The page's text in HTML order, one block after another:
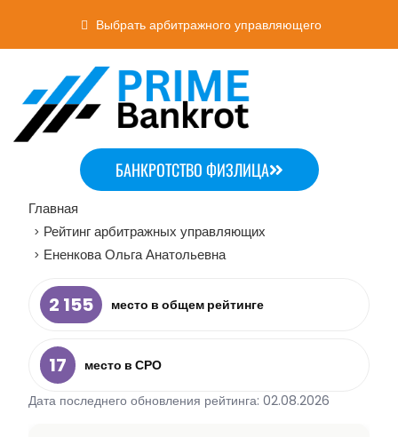
Выбрать арбитражного управляющего
БАНКРОТСТВО ФИЗЛИЦА
Главная
> Рейтинг арбитражных управляющих
> Ененкова Ольга Анатольевна
2 155 место в общем рейтинге
17
место в СРО
Дата последнего обновления рейтинга: 02.08.2026